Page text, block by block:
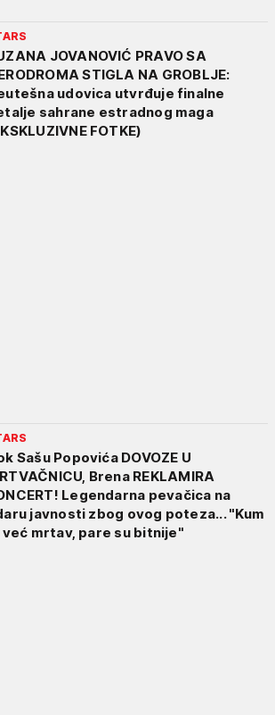
JOVANOVIĆ PRAVO SA
STIGLA NA GROBLJE:
udovica utvrđuje finalne
sahrane estradnog maga
FOTKE)
Sašu Popovića DOVOZE U
Brena REKLAMIRA
Legendarna pevačica na
javnosti zbog ovog poteza... "Kum
već mrtav, pare su bitnije"